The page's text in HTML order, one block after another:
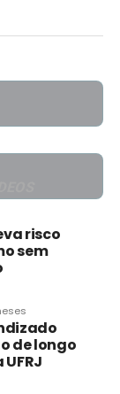
risco
sem
de longo